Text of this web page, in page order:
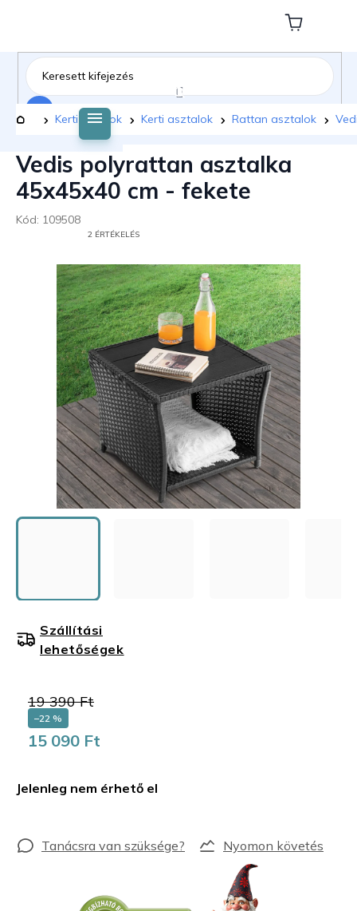
tartalomhoz
Kosár
Kezdőlap
Kerti bútorok Kerti asztalok Rattan asztalok
Vedis polyrattan asztalka
45x45x40 cm - fekete
Kód: 109508
ÉRTÉKELÉSE
CSILLAG.
2 ÉRTÉKELÉS
19 390 Ft
–22 %
15 090 Ft
Jelenleg nem érhető el
Szállítási
lehetőségek
Nyomon követés